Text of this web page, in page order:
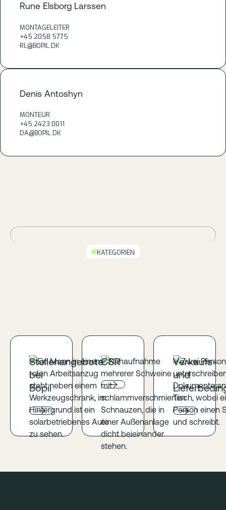
Rune Elsborg Larssen
MONTAGELEITER
+45 2058 5775
RL@BOPIL.DK
Denis Antoshyn
MONTEUR
+45 2423 0011
DA@BOPIL.DK
KATEGORIEN
Stellenangebote
bei
Bopil
CSR
Verkaufs-
und